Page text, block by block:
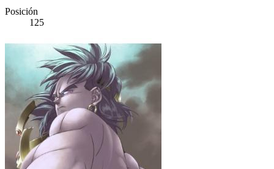
Posición
125